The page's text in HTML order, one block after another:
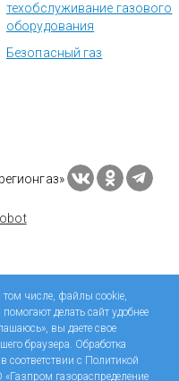
техобслуживание газового
оборудования
Безопасный газ
числе, файлы cookie,
делать сайт удобнее
вы даете свое
браузера. Обработка
соответствии с Политикой
газораспределение